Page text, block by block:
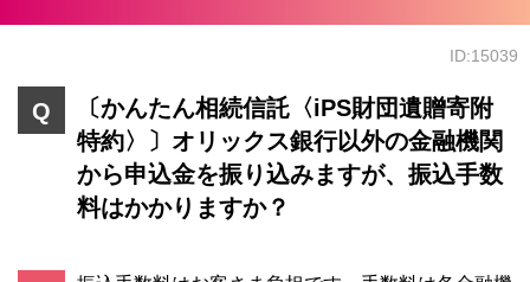
ID:15039
〔かんたん相続信託〈iPS財団遺贈寄附
特約〉〕オリックス銀行以外の金融機関
から申込金を振り込みますが、振込手数
料はかかりますか？